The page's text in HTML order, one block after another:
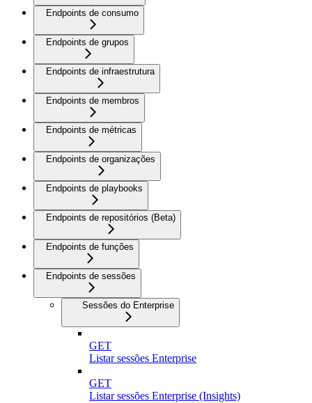
Endpoints de consumo
Endpoints de grupos
Endpoints de infraestrutura
Endpoints de membros
Endpoints de métricas
Endpoints de organizações
Endpoints de playbooks
Endpoints de repositórios (Beta)
Endpoints de funções
Endpoints de sessões
Sessões do Enterprise
GET
Listar sessões Enterprise
GET
Listar sessões Enterprise (Insights)